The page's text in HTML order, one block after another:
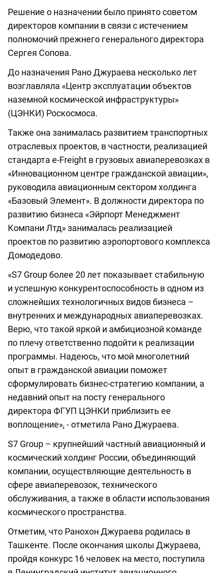
Решение о назначении было принято советом
директоров компании в связи с истечением
полномочий прежнего генерального директора
Сергея Сопова.
До назначения Рано Джураева несколько лет
возглавляла «Центр эксплуатации объектов
наземной космической инфраструктуры»
(ЦЭНКИ) Роскосмоса.
Также она занималась развитием транспортных
отраслевых проектов, в частности, реализацией
стандарта е-Freight в грузовых авиаперевозках в
«Инновационном центре гражданской авиации»,
руководила авиационным сектором холдинга
«Базовый Элемент». В должности директора по
развитию бизнеса «Эйрпорт Менеджмент
Компани Лтд» занималась реализацией
проектов по развитию аэропортового комплекса
Домодедово.
«S7 Group более 20 лет показывает стабильную
и успешную конкурентоспособность в одном из
сложнейших технологичных видов бизнеса –
внутренних и международных авиаперевозках.
Верю, что такой яркой и амбициозной команде
по плечу ответственно подойти к реализации
программы. Надеюсь, что мой многолетний
опыт в гражданской авиации поможет
сформулировать бизнес-стратегию компании, а
недавний опыт на посту генерального
директора ФГУП ЦЭНКИ приблизить ее
воплощение», - отметила Рано Джураева.
S7 Group – крупнейший частный авиационный и
космический холдинг России, объединяющий
компании, осуществляющие деятельность в
сфере авиаперевозок, технического
обслуживания, а также в области использования
космического пространства.
Отметим, что Ранохон Джураева родилась в
Ташкенте. После окончания школы Джураева,
пройдя конкурс 16 человек на место, поступила